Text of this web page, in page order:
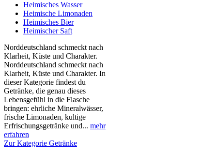
Heimisches Wasser
Heimische Limonaden
Heimisches Bier
Heimischer Saft
Norddeutschland schmeckt nach
Klarheit, Küste und Charakter.
Norddeutschland schmeckt nach
Klarheit, Küste und Charakter. In
dieser Kategorie findest du
Getränke, die genau dieses
Lebensgefühl in die Flasche
bringen: ehrliche Mineralwässer,
frische Limonaden, kultige
Erfrischungsgetränke und... mehr
erfahren
Zur Kategorie Getränke